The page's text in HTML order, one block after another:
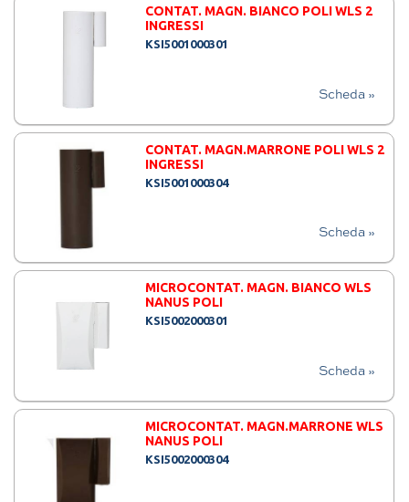
CONTAT. MAGN. BIANCO POLI WLS 2
INGRESSI
KSI5001000301
Scheda »
CONTAT. MAGN.MARRONE POLI WLS 2
INGRESSI
KSI5001000304
Scheda »
MICROCONTAT. MAGN. BIANCO WLS
NANUS POLI
KSI5002000301
Scheda »
MICROCONTAT. MAGN.MARRONE WLS
NANUS POLI
KSI5002000304